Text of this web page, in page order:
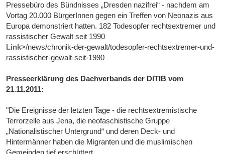
Pressebüro des Bündnisses „Dresden nazifrei“ - nachdem am
Vortag 20.000 BürgerInnen gegen ein Treffen von Neonazis aus
Europa demonstriert hatten. 182 Todesopfer rechtsextremer und
rassistischer Gewalt seit 1990
Link>/news/chronik-der-gewalt/todesopfer-rechtsextremer-und-
rassistischer-gewalt-seit-1990
Presseerklärung des Dachverbands der DITIB vom
21.11.2011:
"Die Ereignisse der letzten Tage - die rechtsextremistische
Terrorzelle aus Jena, die neofaschistische Gruppe
„Nationalistischer Untergrund“ und deren Deck- und
Hintermänner haben die Migranten und die muslimischen